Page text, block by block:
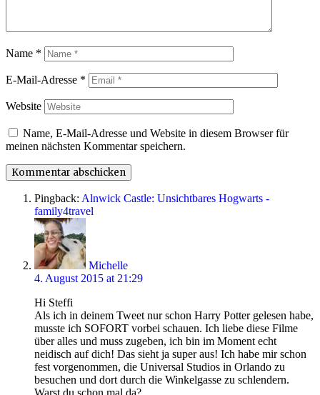
Name *
E-Mail-Adresse *
Website
Name, E-Mail-Adresse und Website in diesem Browser für
meinen nächsten Kommentar speichern.
Pingback: Alnwick Castle: Unsichtbares Hogwarts -
family4travel
Michelle
4. August 2015 at 21:29
Hi Steffi
Als ich in deinem Tweet nur schon Harry Potter gelesen habe,
musste ich SOFORT vorbei schauen. Ich liebe diese Filme
über alles und muss zugeben, ich bin im Moment echt
neidisch auf dich! Das sieht ja super aus! Ich habe mir schon
fest vorgenommen, die Universal Studios in Orlando zu
besuchen und dort durch die Winkelgasse zu schlendern.
Warst du schon mal da?